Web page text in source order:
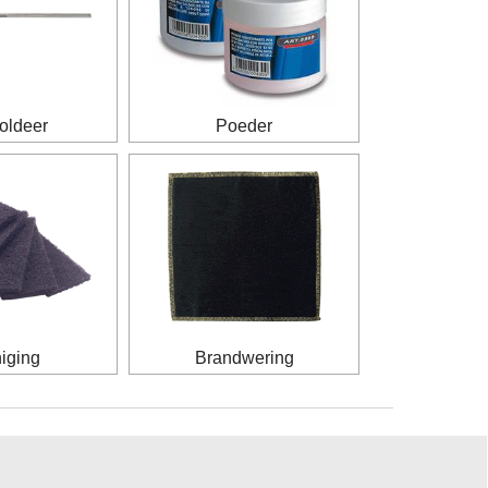
Poeder
Brandwering